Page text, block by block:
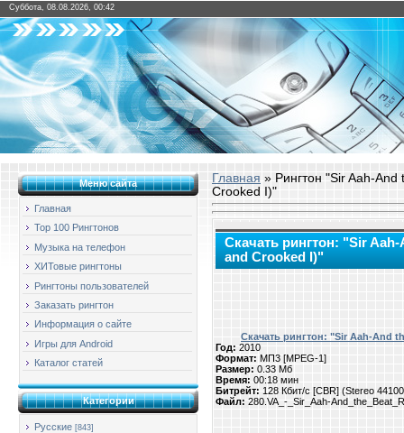
Суббота, 08.08.2026, 00:42
Меню сайта
Главная
Top 100 Рингтонов
Музыка на телефон
ХИТовые рингтоны
Рингтоны пользователей
Заказать рингтон
Информация о сайте
Игры для Android
Каталог статей
Категории
Русские [843]
Главная » Рингтон "Sir Aah-
Crooked I)"
Скачать рингтон: "Sir
and Crooked I)"
Скачать рингтон: "Sir Aah-And
Год: 2010
Формат: МП3 [MPEG-1]
Размер: 0.33 Мб
Время: 00:18 мин
Битрейт: 128 Кбит/с [CBR] (Stereo
Файл: 280.VA_-_Sir_Aah-